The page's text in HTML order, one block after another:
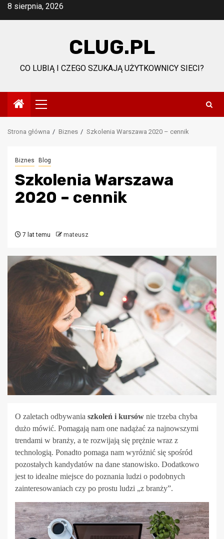
Przejdź
8 sierpnia, 2026
CLUG.PL
CO LUBIĄ I CZEGO SZUKAJĄ UŻYTKOWNICY SIECI?
Menu
główne
Strona główna Biznes Szkolenia Warszawa 2020 – cennik
Biznes Blog
Szkolenia Warszawa
2020 – cennik
7 lat temu mateusz
O zaletach odbywania szkoleń i kursów nie trzeba chyba
dużo mówić. Pomagają nam one nadążać za najnowszymi
trendami w branży, a te rozwijają się prężnie wraz z
technologią. Ponadto pomaga nam wyróżnić się spośród
pozostałych kandydatów na dane stanowisko. Dodatkowo
jest to idealne miejsce do poznania ludzi o podobnych
zainteresowaniach czy po prostu ludzi „z branży”.